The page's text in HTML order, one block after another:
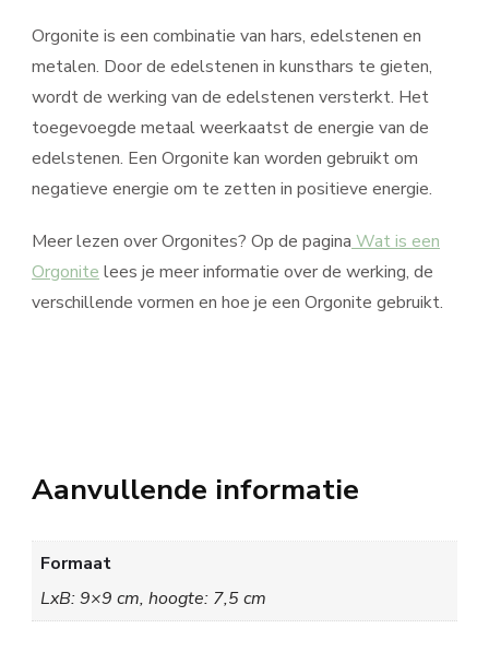
Orgonite is een combinatie van hars, edelstenen en
metalen. Door de edelstenen in kunsthars te gieten,
wordt de werking van de edelstenen versterkt. Het
toegevoegde metaal weerkaatst de energie van de
edelstenen. Een Orgonite kan worden gebruikt om
negatieve energie om te zetten in positieve energie.
Meer lezen over Orgonites? Op de pagina Wat is een
Orgonite lees je meer informatie over de werking, de
verschillende vormen en hoe je een Orgonite gebruikt.
Aanvullende informatie
Formaat
LxB: 9×9 cm, hoogte: 7,5 cm